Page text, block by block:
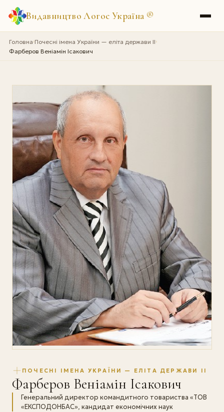
Видавництво Логос Україна ®
Головна›Почесні імена України — еліта держави II›
Фарберов Веніамін Ісакович
ПОЧЕСНІ ІМЕНА УКРАЇНИ — ЕЛІТА ДЕРЖАВИ II
Фарберов Веніамін Ісакович
Генеральний директор командитного товариства «ТОВ
«ЕКСПОДОНБАС», кандидат економічних наук